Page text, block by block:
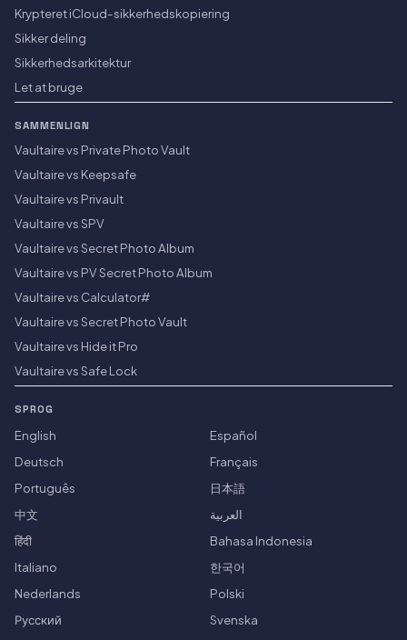
Krypteret iCloud-sikkerhedskopiering
Sikker deling
Sikkerhedsarkitektur
Let at bruge
SAMMENLIGN
Vaultaire vs Private Photo Vault
Vaultaire vs Keepsafe
Vaultaire vs Privault
Vaultaire vs SPV
Vaultaire vs Secret Photo Album
Vaultaire vs PV Secret Photo Album
Vaultaire vs Calculator#
Vaultaire vs Secret Photo Vault
Vaultaire vs Hide it Pro
Vaultaire vs Safe Lock
SPROG
English
Español
Deutsch
Français
Português
日本語
中文
العربية
हिंदी
Bahasa Indonesia
Italiano
한국어
Nederlands
Polski
Русский
Svenska